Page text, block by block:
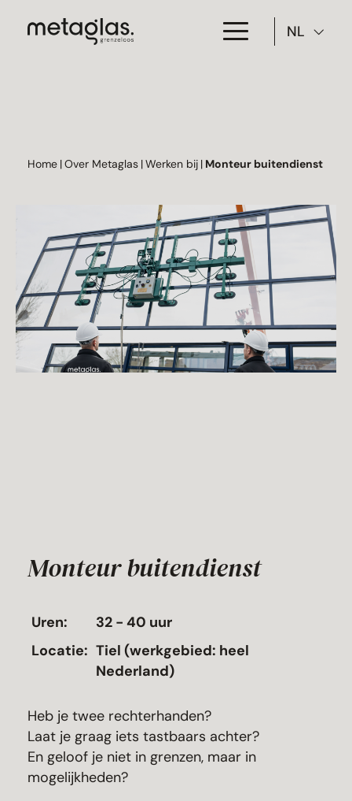
Projecten
Downloads
Contact
NL
Home |Over Metaglas |Werken bij | Monteur buitendienst
Monteur buitendienst
Uren:
32 - 40 uur
Locatie: Tiel (werkgebied: heel
Nederland)
Heb je twee rechterhanden?
Laat je graag iets tastbaars achter?
En geloof je niet in grenzen, maar in
mogelijkheden?